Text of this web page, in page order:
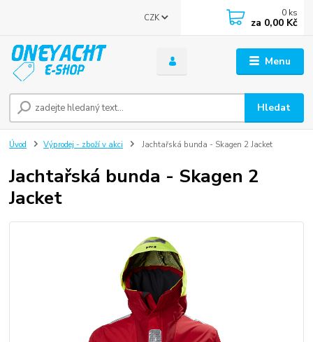
Menu
CZK
Hledat
0 ks
za 0,00 Kč
Úvod Výprodej - zboží v akci Jachtařská bunda - Skagen 2 Jacket
Jachtařská bunda - Skagen 2
Jacket